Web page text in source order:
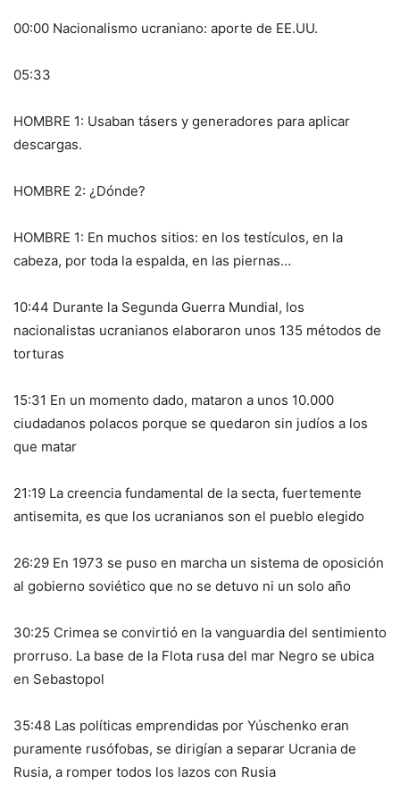
00:00 Nacionalismo ucraniano: aporte de EE.UU.
05:33
HOMBRE 1: Usaban tásers y generadores para aplicar
descargas.
HOMBRE 2: ¿Dónde?
HOMBRE 1: En muchos sitios: en los testículos, en la
cabeza, por toda la espalda, en las piernas…
10:44 Durante la Segunda Guerra Mundial, los
nacionalistas ucranianos elaboraron unos 135 métodos de
torturas
15:31 En un momento dado, mataron a unos 10.000
ciudadanos polacos porque se quedaron sin judíos a los
que matar
21:19 La creencia fundamental de la secta, fuertemente
antisemita, es que los ucranianos son el pueblo elegido
26:29 En 1973 se puso en marcha un sistema de oposición
al gobierno soviético que no se detuvo ni un solo año
30:25 Crimea se convirtió en la vanguardia del sentimiento
prorruso. La base de la Flota rusa del mar Negro se ubica
en Sebastopol
35:48 Las políticas emprendidas por Yúschenko eran
puramente rusófobas, se dirigían a separar Ucrania de
Rusia, a romper todos los lazos con Rusia